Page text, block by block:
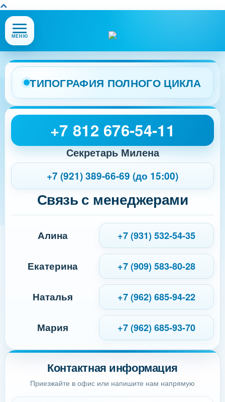
Открыть
или
меню
сайта
МЕНЮ
ТИПОГРАФИЯ ПОЛНОГО ЦИКЛА
Контактная информация
Приезжайте в офис или напишите нам напрямую
+7 812 676-54-11
Секретарь Милена
+7 (921) 389-66-69 (до 15:00)
Связь с менеджерами
Алина +7 (931) 532-54-35
Екатерина +7 (909) 583-80-28
Наталья +7 (962) 685-94-22
Мария +7 (962) 685-93-70